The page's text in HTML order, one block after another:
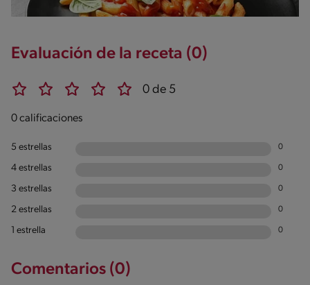
Sodio
2.3g / %
Evaluación de la receta (0)
0 de 5
0 calificaciones
5 estrellas 0
4 estrellas 0
3 estrellas 0
2 estrellas 0
1 estrella 0
Comentarios (0)